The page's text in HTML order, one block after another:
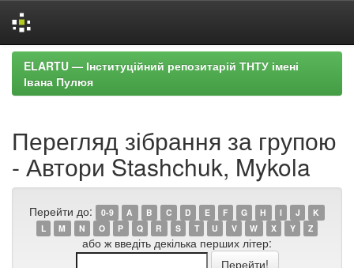
Skip
navigation
ELARTU — Інституційний репозитарій ТНТУ імені
Івана Пулюя
Перегляд зібрання за групою
- Автори Stashchuk, Mykola
Перейти до: 0-9 A B C D E F G H I J
K
L
M N O P Q R S T U V W X Y Z
або ж введіть декілька перших літер: